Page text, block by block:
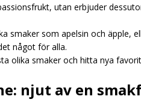
utan erbjuder
smaker som apelsin och äpple,
något för alla.
olika smaker och hitta nya
njut av en